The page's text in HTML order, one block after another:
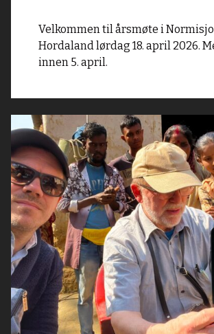
Velkommen til årsmøte i
Hordaland lørdag 18. april 2026.
innen 5. april.
Read
article
"Fra
i
Bergen
til
«doctor
Hope»
i
Bangladesh"